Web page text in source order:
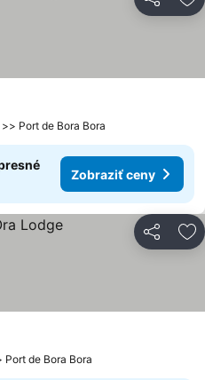
Zdieľať
Port de Bora Bora
Zobraziť ceny
Zdieľať
Port de Bora Bora